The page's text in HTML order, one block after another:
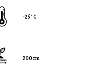
-25˚C
200cm